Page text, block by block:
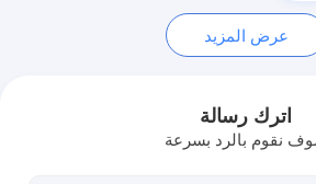
عرض المزيد
اترك رسالة
نقوم بالرد بسرعة